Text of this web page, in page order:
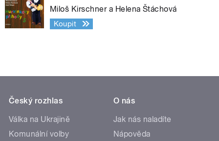
Miloš Kirschner a Helena Štáchová
Koupit
Český rozhlas
Válka na Ukrajině
Komunální volby
O nás
Jak nás naladíte
Nápověda